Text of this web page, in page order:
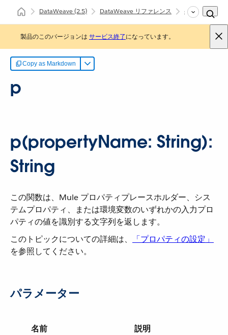
DataWeave(2.5) DataWeave リファレンス dw::Mule
製品のこのバージョンは サービス終了になっています。
Copy as Markdown
p
p(propertyName: String):
String
この関数は、Mule プロパティプレースホルダー、シス
テムプロパティ、または環境変数のいずれかの入力プロ
パティの値を識別する文字列を返します。
このトピックについての詳細は、​
「プロパティの設定」
を参照してください。
パラメーター
名前 説明